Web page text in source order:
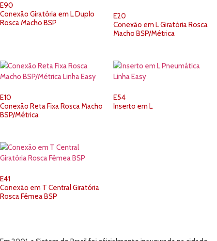
E90
Conexão Giratória em L Duplo
Rosca Macho BSP
E20
Conexão em L Giratória Rosca
Macho BSP/Métrica
E10
Conexão Reta Fixa Rosca Macho
BSP/Métrica
E54
Inserto em L
E41
Conexão em T Central Giratória
Rosca Fêmea BSP